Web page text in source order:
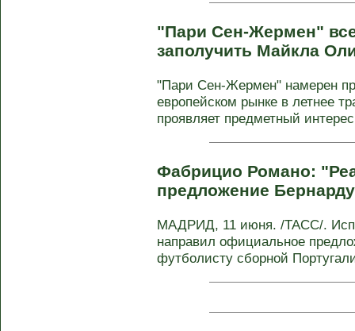
"Пари Сен-Жермен"
заполучить Майкла
"Пари Сен-Жермен" намерен
европейском рынке в летнее
проявляет предметный
Фабрицио Романо:
предложение
МАДРИД, 11 июня. /ТАСС/.
направил официальное
футболисту сборной